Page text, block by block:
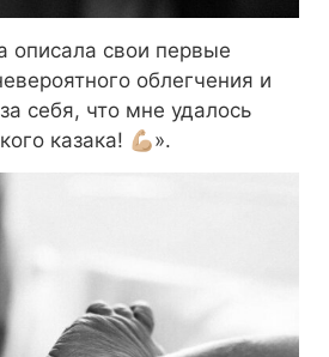
описала свои первые
облегчения и
себя, что мне удалось
казака! 💪🏼».